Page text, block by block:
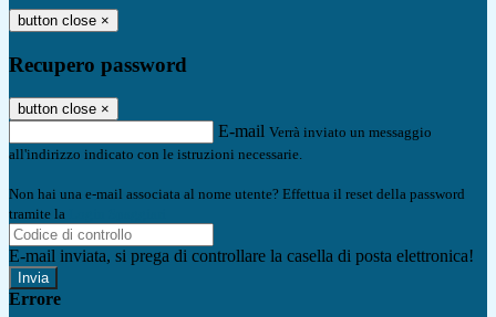
button close ×
Recupero password
button close ×
E-mail Verrà inviato un messaggio
all'indirizzo indicato con le istruzioni necessarie.
Non hai una e-mail associata al nome utente? Effettua il reset della password
tramite la
E-mail inviata, si prega di controllare la casella di posta elettronica!
Errore